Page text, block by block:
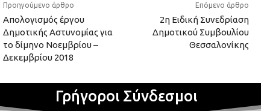
Προηγούμενο άρθρο
Απολογισμός έργου
Δημοτικής Αστυνομίας για
το δίμηνο Νοεμβρίου –
Δεκεμβρίου 2018
Επόμενο άρθρο
2η Ειδική Συνεδρίαση
Δημοτικού Συμβουλίου
Θεσσαλονίκης
Γρήγοροι Σύνδεσμοι